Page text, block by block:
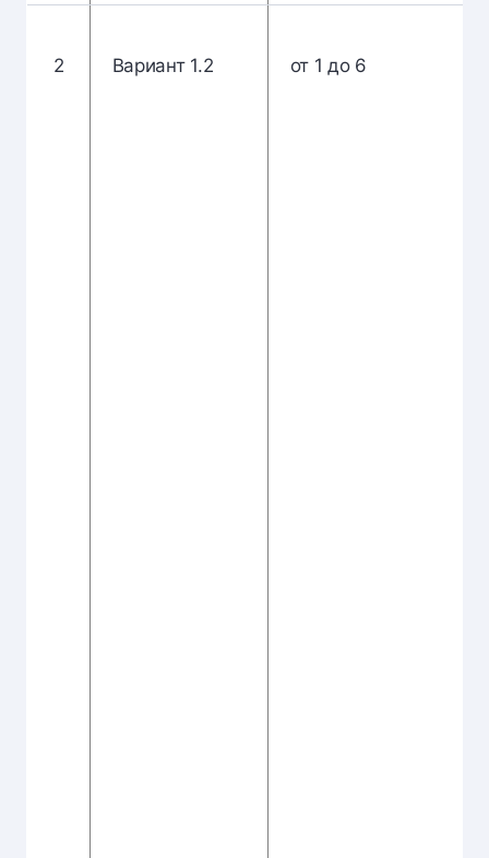
2 Вариант 1.2 от 1 до 6